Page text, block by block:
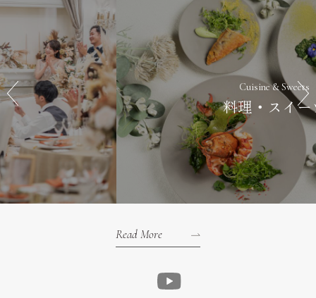
Cuisine & Sweets
料理・スイーツ
Read More